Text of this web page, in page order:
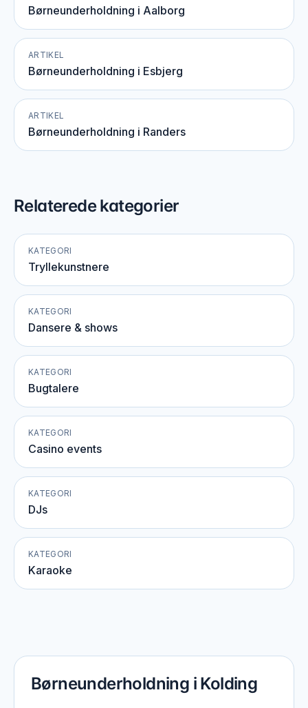
Børneunderholdning i Aalborg
ARTIKEL
Børneunderholdning i Esbjerg
ARTIKEL
Børneunderholdning i Randers
Relaterede kategorier
KATEGORI
Tryllekunstnere
KATEGORI
Dansere & shows
KATEGORI
Bugtalere
KATEGORI
Casino events
KATEGORI
DJs
KATEGORI
Karaoke
Børneunderholdning i Kolding